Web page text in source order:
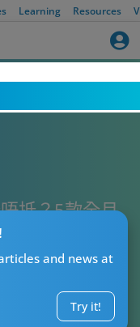
Learning Resources
and news at
Try it!
抵？5款全月
過海返工必